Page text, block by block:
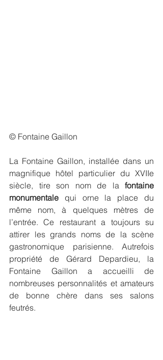
© Fontaine Gaillon
La Fontaine Gaillon, installée dans un
magnifique hôtel particulier du XVIIe
siècle, tire son nom de la fontaine
monumentale qui orne la place du
même nom, à quelques mètres de
l’entrée. Ce restaurant a toujours su
attirer les grands noms de la scène
gastronomique parisienne. Autrefois
propriété de Gérard Depardieu, la
Fontaine Gaillon a accueilli de
nombreuses personnalités et amateurs
de bonne chère dans ses salons
feutrés.